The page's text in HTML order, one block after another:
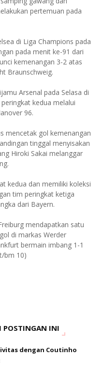
pertemuan pada
di Liga Champions pada
pada menit ke-91 dari
kemenangan 3-2 atas
Braunschweig.
Arsenal pada Selasa di
kedua melalui
96.
mencetak gol kemenangan
tinggal menyisakan
Hiroki Sakai melanggar
kedua dan memiliki koleksi
tim peringkat ketiga
dari Bayern.
mendapatkan satu
di markas Werder
bermain imbang 1-1
bm 10)
POSTINGAN INI
dengan Coutinho